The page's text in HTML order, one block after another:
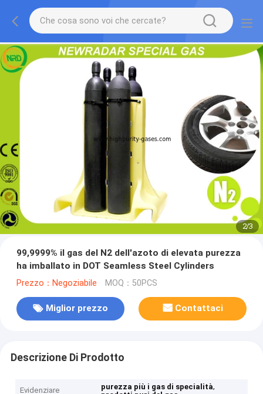
2/3
99,9999% il gas del N2 dell'azoto di elevata purezza
ha imballato in DOT Seamless Steel Cylinders
Prezzo：Negoziabile MOQ：50PCS
Miglior prezzo Contattaci
Descrizione Di Prodotto
Evidenziare purezza più i gas di specialità,